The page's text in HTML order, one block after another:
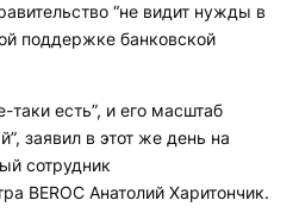
“не видит нужды в
поддержке банковской
таки есть”, и его масштаб
заявил в этот же день на
сотрудник
BEROC Анатолий Харитончик.